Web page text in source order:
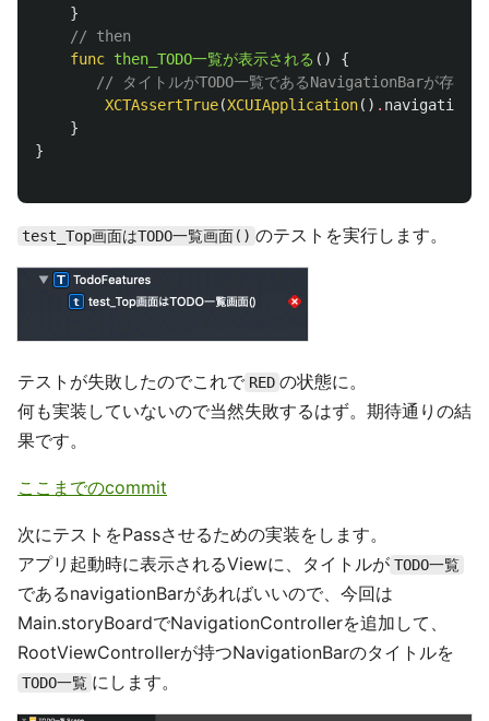
}
// then
func then_TODO一覧が表示される ()
{
// タイトルがTODO一覧であるNavigationBarが存在す
XCTAssertTrue(XCUIApplication() .
}
}
test_Top画面はTODO一覧画面() のテストを実行します。
テストが失敗したのでこれで RED の状態に。
何も実装していないので当然失敗するはず。期待通りの結
果です。
ここまでのcommit
次にテストをPassさせるための実装をします。
アプリ起動時に表示されるViewに、タイトルが TODO一覧
であるnavigationBarがあればいいので、今回は
Main.storyBoardでNavigationControllerを追加して、
RootViewControllerが持つNavigationBarのタイトルを
TODO一覧 にします。